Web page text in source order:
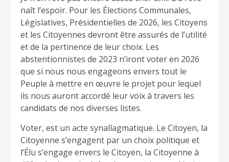
naît l’espoir. Pour les Élections Communales,
Législatives, Présidentielles de 2026, les Citoyens
et les Citoyennes devront être assurés de l’utilité
et de la pertinence de leur choix. Les
abstentionnistes de 2023 n’iront voter en 2026
que si nous nous engageons envers tout le
Peuple à mettre en œuvre le projet pour lequel
ils nous auront accordé leur voix à travers les
candidats de nos diverses listes.
Voter, est un acte synallagmatique. Le Citoyen, la
Citoyenne s’engagent par un choix politique et
l’Élu s’engage envers le Citoyen, la Citoyenne à